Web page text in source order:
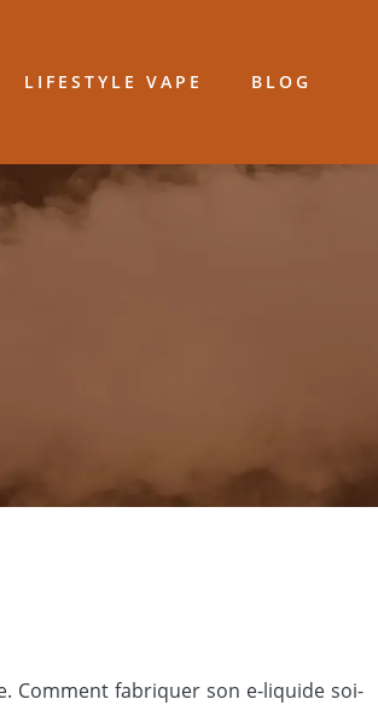
LIFESTYLE VAPE BLOG
Comment fabriquer son e-liquide soi-